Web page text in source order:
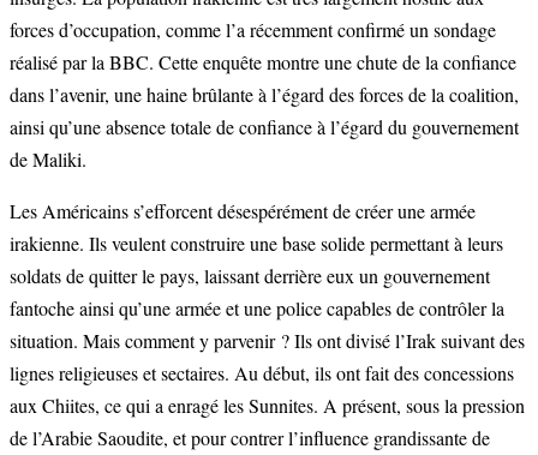
forces d’occupation, comme l’a récemment confirmé un sondage
réalisé par la BBC. Cette enquête montre une chute de la confiance
dans l’avenir, une haine brûlante à l’égard des forces de la coalition,
ainsi qu’une absence totale de confiance à l’égard du gouvernement
de Maliki.
Les Américains s’efforcent désespérément de créer une armée
irakienne. Ils veulent construire une base solide permettant à leurs
soldats de quitter le pays, laissant derrière eux un gouvernement
fantoche ainsi qu’une armée et une police capables de contrôler la
situation. Mais comment y parvenir ? Ils ont divisé l’Irak suivant des
lignes religieuses et sectaires. Au début, ils ont fait des concessions
aux Chiites, ce qui a enragé les Sunnites. A présent, sous la pression
de l’Arabie Saoudite, et pour contrer l’influence grandissante de